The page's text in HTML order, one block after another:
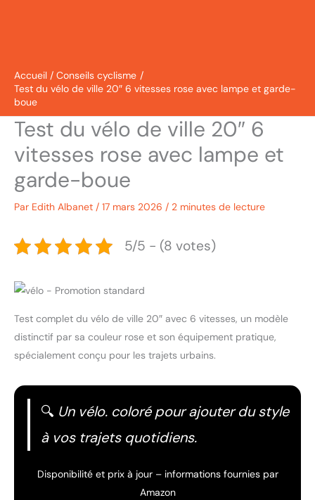
Accueil
Conseils cyclisme
Test du vélo de ville 20″ 6 vitesses rose avec lampe et garde-
boue
Test du vélo de ville 20″ 6
vitesses rose avec lampe et
garde-boue
Par Edith Albanet / 17 mars 2026 / 2 minutes de lecture
5/5 - (8 votes)
Test complet du vélo de ville 20″ avec 6 vitesses, un modèle
distinctif par sa couleur rose et son équipement pratique,
spécialement conçu pour les trajets urbains.
🔍 Un vélo. coloré pour ajouter du style
à vos trajets quotidiens.
Disponibilité et prix à jour – informations fournies par
Amazon